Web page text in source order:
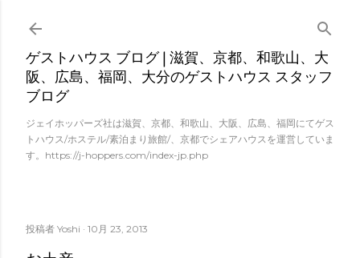
スキップしてメイン コンテンツに移動
ゲストハウス ブログ | 滋賀、京都、和歌山、大
阪、広島、福岡、大分のゲストハウス スタッフ
ブログ
ジェイホッパーズ社は滋賀、京都、和歌山、大阪、広島、福岡にてゲス
トハウス/ホステル/素泊まり旅館/、京都でシェアハウスを運営していま
す。https://j-hoppers.com/index-jp.php
投稿者 Yoshi 10月 23, 2013